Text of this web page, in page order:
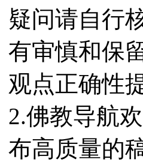
疑问请自行
有审慎和保
观点正确性
2.佛教导航
布高质量的